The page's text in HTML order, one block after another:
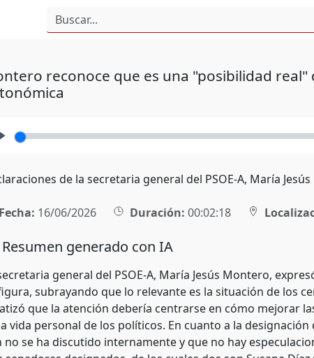
reconoce que es una "posibilidad
de la secretaria general del PSOE-A, María
Fecha: 16/06/2026 Duración: 00:02:18
Resumen generado con IA
general del PSOE-A, María Jesús Montero,
subrayando que lo relevante es la situación de los
que la atención debería centrarse en cómo mejorar
vida personal de los políticos. En cuanto a la
no se ha discutido internamente y que no hay